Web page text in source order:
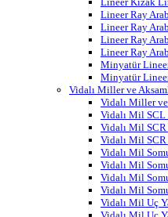
Lineer Ray
Lineer Ray
Lineer Ray
Lineer Ray
Minyatür
Minyatür
Vidalı Miller ve
Vidalı Miller ve
Vidalı Mil SCL
Vidalı Mil SCR
Vidalı Mil
Vidalı Mil
Vidalı Mil
Vidalı Mil
Vidalı Mil
Vidalı Mil Uç